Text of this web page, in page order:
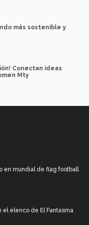
más sostenible y
Conectan ideas
Mty
en mundial de flag football
el elenco de El Fantasma